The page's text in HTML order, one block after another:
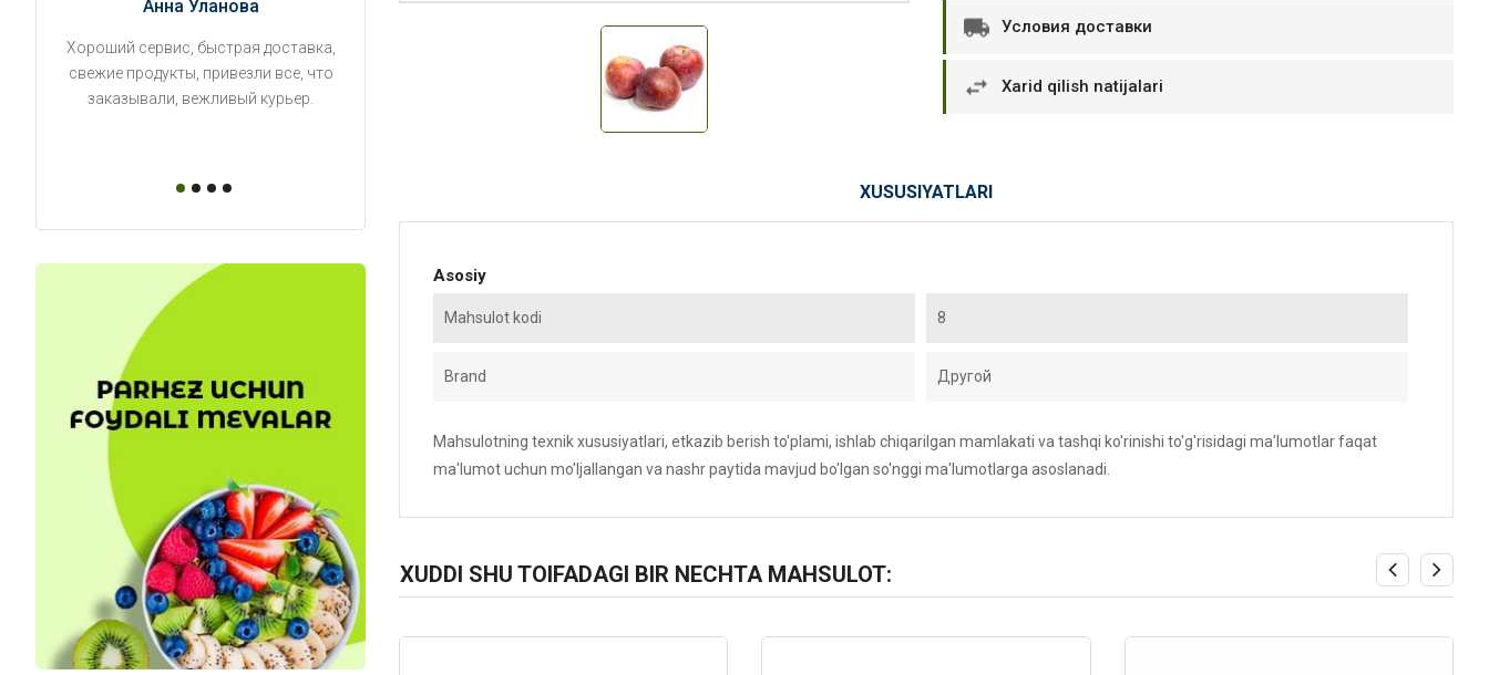
Анна Уланова
Хороший сервис, быстрая доставка,
свежие продукты, привезли все, что
заказывали, вежливый курьер.
Александр П.
время. Занесли на 5 этаж без лифта,
Ольга Кузяева
Лежу в больнице, сделала заказ, все
привезли раньше назначенного
времени. Курьер Анвар, спасибо ему!
максимально быстро. Покупал мясо
Условия доставки
Xarid qilish natijalari
XUSUSIYATLARI
Asosiy
Mahsulot kodi 8
Brand Другой
Mahsulotning texnik xususiyatlari, etkazib berish to'plami, ishlab chiqarilgan mamlakati va tashqi ko'rinishi to'g'risidagi ma'lumotlar faqat
ma'lumot uchun mo'ljallangan va nashr paytida mavjud bo'lgan so'nggi ma'lumotlarga asoslanadi.
XUDDI SHU TOIFADAGI BIR NECHTA MAHSULOT:
Kod: 2361